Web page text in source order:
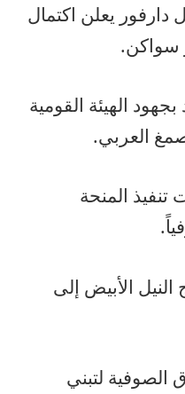
دارفور يعلن اكتمال
سواكن.
الهيئة القومية
العربي.
تنفيذ المنحة
الأبيض إلى
الصوفية لتبني